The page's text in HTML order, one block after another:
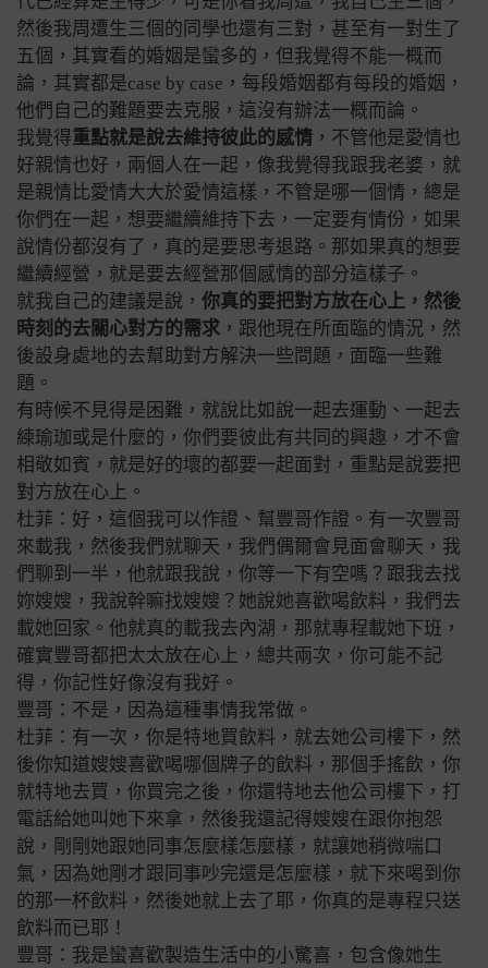
然後我周遭生三個的同學也還有三對，甚至有一對生了
五個，其實看的婚姻是蠻多的，但我覺得不能一概而
論，其實都是case by case，每段婚姻都有每段的婚姻，
他們自己的難題要去克服，這沒有辦法一概而論。
我覺得重點就是說去維持彼此的感情 ，不管他是愛情也
好親情也好，兩個人在一起，像我覺得我跟我老婆，就
是親情比愛情大大於愛情這樣，不管是哪一個情，總是
你們在一起，想要繼續維持下去，一定要有情份，如果
說情份都沒有了，真的是要思考退路。那如果真的想要
繼續經營，就是要去經營那個感情的部分這樣子。
就我自己的建議是說， 你真的要把對方放在心上，然後
時刻的去關心對方的需求 ，跟他現在所面臨的情況，然
後設身處地的去幫助對方解決一些問題，面臨一些難
題。
有時候不見得是困難，就說比如說一起去運動、一起去
練瑜珈或是什麼的，你們要彼此有共同的興趣，才不會
相敬如賓，就是好的壞的都要一起面對，重點是說要把
對方放在心上。
杜菲：好，這個我可以作證、幫豐哥作證。有一次豐哥
來載我，然後我們就聊天，我們偶爾會見面會聊天，我
們聊到一半，他就跟我說，你等一下有空嗎？跟我去找
妳嫂嫂，我說幹嘛找嫂嫂？她說她喜歡喝飲料，我們去
載她回家。他就真的載我去內湖，那就專程載她下班，
確實豐哥都把太太放在心上，總共兩次，你可能不記
得，你記性好像沒有我好。
豐哥：不是，因為這種事情我常做。
杜菲：有一次，你是特地買飲料，就去她公司樓下，然
後你知道嫂嫂喜歡喝哪個牌子的飲料，那個手搖飲，你
就特地去買，你買完之後，你還特地去他公司樓下，打
電話給她叫她下來拿，然後我還記得嫂嫂在跟你抱怨
說，剛剛她跟她同事怎麼樣怎麼樣，就讓她稍微喘口
氣，因為她剛才跟同事吵完還是怎麼樣，就下來喝到你
的那一杯飲料，然後她就上去了耶，你真的是專程只送
飲料而已耶！
豐哥：我是蠻喜歡製造生活中的小驚喜，包含像她生